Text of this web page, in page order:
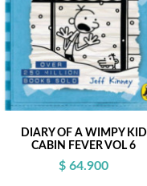
DIARY OF A WIMPY KID
CABIN FEVER VOL 6
$ 64.900